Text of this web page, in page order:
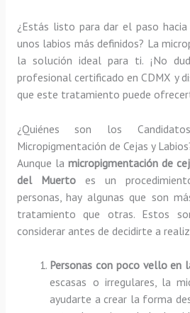
¿Estás listo para dar el paso
unos labios más definidos? La
la solución ideal para ti. ¡No
profesional certificado en CDMX y
que este tratamiento puede
¿Quiénes son los
Micropigmentación de Cejas y
Aunque la micropigmentación de
del Muertoes un
personas, hay algunas que son
tratamiento que otras. Estos
considerar antes de decidirte a
Personas con poco vello en
escasas o irregulares, la
ayudarte a crear la forma